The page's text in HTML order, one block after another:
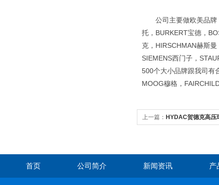
公司主要做欧美品牌，
托，BURKERT宝德，
克，HIRSCHMAN赫斯
SIEMENS西门子，
500个大小品牌跟我司有
MOOG穆格，
上一篇： HYDAC贺德克高压
首页 公司简介 新闻资讯 产